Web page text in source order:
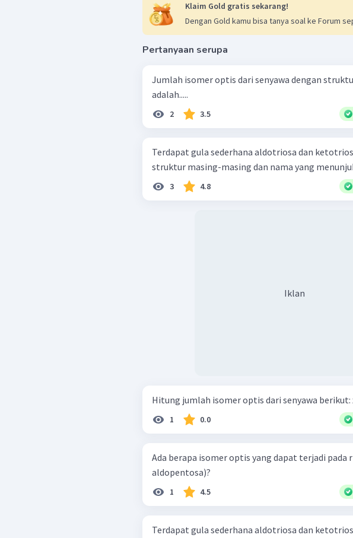
Klaim Gold gratis sekarang!
Dengan Gold kamu bisa tanya soal ke Forum
Pertanyaan serupa
Jumlah isomer optis dari senyawa dengan
adalah.....
2 3.5
Terdapat gula sederhana aldotriosa dan
struktur masing-masing dan nama yang
3 4.8
Iklan
Hitung jumlah isomer optis dari senyawa berikut:
1 0.0
Ada berapa isomer optis yang dapat terjadi pada
aldopentosa)?
1 4.5
Terdapat gula sederhana aldotriosa dan